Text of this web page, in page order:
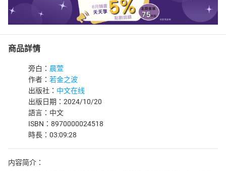
商品詳情
旁白： 晨萱
作者： 若金之波
出版社： 中文在线
出版日期：2024/10/20
語言：中文
ISBN：8970000024518
時長：03:09:28
内容简介：